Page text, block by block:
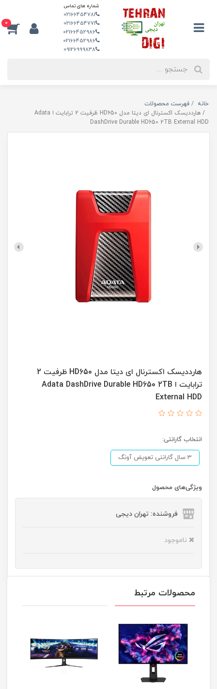
شماره های تماس
02166454781
02166454771
02166452986
02166452986
09126999838
0
خانه
فهرست محصولات
هارددیسک اکسترنال ای دیتا مدل HD650 ظرفیت 2 ترابایت ا Adata
DashDrive Durable HD650 2TB External HDD
هارددیسک اکسترنال ای دیتا مدل HD650 ظرفیت 2
ترابایت ا Adata DashDrive Durable HD650 2TB
External HDD
انتخاب گارانتی:
3 سال گارانتی تعویض آونگ
ویژگی‌های محصول
فروشنده: تهران دیجی
ناموجود
محصولات مرتبط